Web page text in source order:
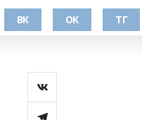
ВК ОК ТГ